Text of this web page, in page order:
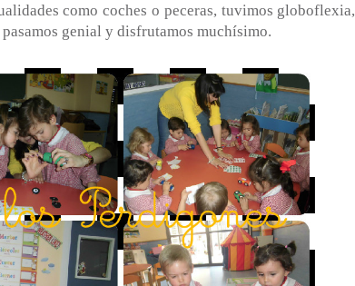
como coches o peceras, tuvimos globoflexia,
genial y disfrutamos muchísimo.